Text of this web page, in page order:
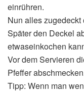
einrühren.
Nun alles
Später den Deckel
etwaseinkochen
Vor dem Servieren
Pfeffer
Tipp: Wenn man